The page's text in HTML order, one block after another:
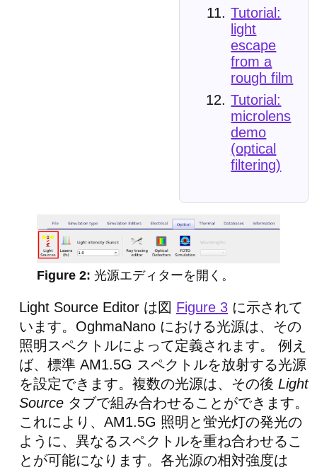
Tutorial:
light
escape
from a
rough film
Tutorial:
microlens
demo
(optical
filtering)
光源エディターを開く。
Light Source Editor は図 Figure 3 に示されて
います。OghmaNano における光源は、その
照明スペクトルによって定義されます。 例え
ば、標準 AM1.5G スペクトルを放射する光源
を設定できます。複数の光源は、その後 Light
Source タブで組み合わせることができます。
これにより、AM1.5G 照明と蛍光灯の発光の
ように、異なるスペクトルを重ね合わせるこ
とが可能になります。各光源の相対強度は